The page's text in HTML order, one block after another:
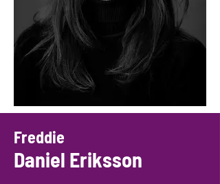
Freddie
Daniel Eriksson